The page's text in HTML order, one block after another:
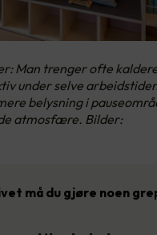
Man trenger ofte
under selve
belysning i
atmosfære. Bilder:
må du gjøre noen